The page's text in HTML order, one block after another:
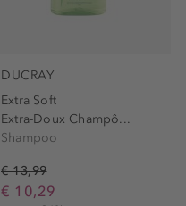
DUCRAY
Extra Soft
Extra-Doux Champô...
Shampoo
€ 13,99
€ 10,29